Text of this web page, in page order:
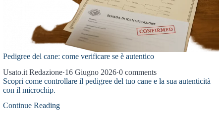
Pedigree del cane: come verificare se è autentico
Usato.it Redazione·16 Giugno 2026·0 comments
Scopri come controllare il pedigree del tuo cane e la sua autenticità
con il microchip.
Continue Reading